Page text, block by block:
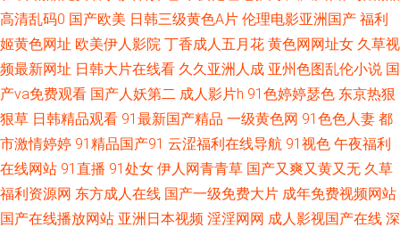
址 91在线免费观看蜜臀 91视频免费看 91巨炮国产高清视频 91大神精品 91
公开超碰人人去8 91视频www 91污导航 91殴美 91熟女做爱视频在线 91官
方在线免费在线观看 97总站爱爱 免费肏屄 美女抠逼 人人妻人人色91 超碰免
费99 91全操 久久di 日韩视频a 青青草社区 日韩欧美乱综合 日本啊在线 日韩
三极 欧亚美日 欧美日韩激情婷婷 亚洲91成人超碰 91NCOM操 91宅男在线
高清乱码0 国产欧美 日韩三级黄色A片 伦理电影亚洲国产 福利
姬黄色网址 欧美伊人影院 丁香成人五月花 黄色网网址女 久草视
频最新网址 日韩大片在线看 久久亚洲人成 亚州色图乱伦小说 国
产va免费观看 国产人妖第二 成人影片h 91色婷婷瑟色 东京热狠
狠草 日韩精品观看 91最新国产精品 一级黄色网 91色色人妻 都
市激情婷婷 91精品国产91 云涩福利在线导航 91视色 午夜福利
在线网站 91直播 91处女 伊人网青青草 国产又爽又黄又无 久草
福利资源网 东方成人在线 国产一级免费大片 成年免费视频网站
国产在线播放网站 亚洲日本视频 淫淫网网 成人影视国产在线 深